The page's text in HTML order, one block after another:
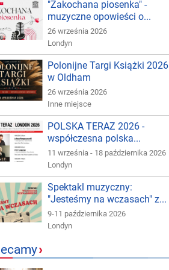
"Zakochana piosenka" -
muzyczne opowieści o...
26 września 2026
Londyn
Polonijne Targi Książki 2026
w Oldham
26 września 2026
Inne miejsce
POLSKA TERAZ 2026 -
współczesna polska...
11 września - 18 października 2026
Londyn
Spektakl muzyczny:
"Jesteśmy na wczasach" z...
9-11 października 2026
Londyn
›